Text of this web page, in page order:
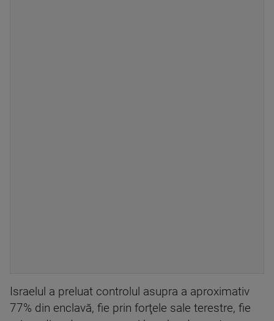
Israelul a preluat controlul asupra a aproximativ
77% din enclavă, fie prin forţele sale terestre, fie